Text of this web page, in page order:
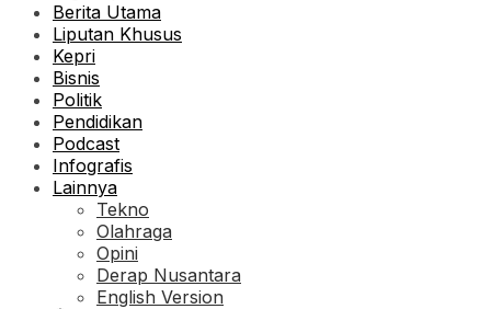
Berita Utama
Liputan Khusus
Kepri
Bisnis
Politik
Pendidikan
Podcast
Infografis
Lainnya
Tekno
Olahraga
Opini
Derap Nusantara
English Version